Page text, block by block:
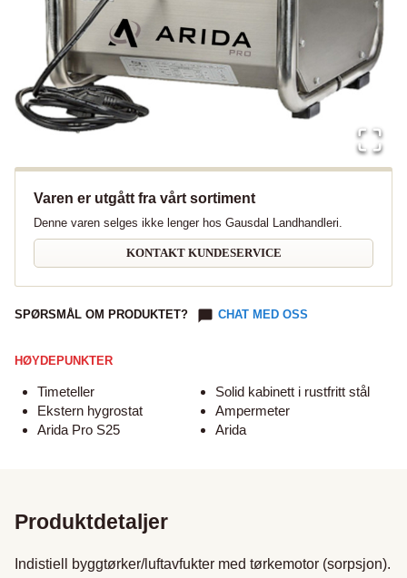
Varen er utgått fra vårt sortiment
Denne varen selges ikke lenger hos Gausdal Landhandleri.
KONTAKT KUNDESERVICE
SPØRSMÅL OM PRODUKTET? CHAT MED OSS
HØYDEPUNKTER
Timeteller
Ekstern hygrostat
Arida Pro S25
Solid kabinett i rustfritt stål
Ampermeter
Arida
Produktdetaljer
Indistiell byggtørker/luftavfukter med tørkemotor (sorpsjon).